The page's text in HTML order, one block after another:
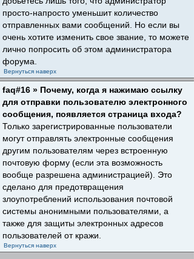
просто-напросто уменьшит количество
отправленных вами сообщений. Но если вы
очень хотите изменить свое звание, то можете
лично попросить об этом администратора
форума.
Вернуться наверх
faq#16 » Почему, когда я нажимаю ссылку
для отправки пользователю электронного
сообщения, появляется страница входа?
Только зарегистрированные пользователи
могут отправлять электронные сообщения
другим пользователям через встроенную
почтовую форму (если эта возможность
вообще разрешена администрацией). Это
сделано для предотвращения
злоупотреблений использования почтовой
системы анонимными пользователями, а
также для защиты электронных адресов
пользователей от кражи.
Вернуться наверх